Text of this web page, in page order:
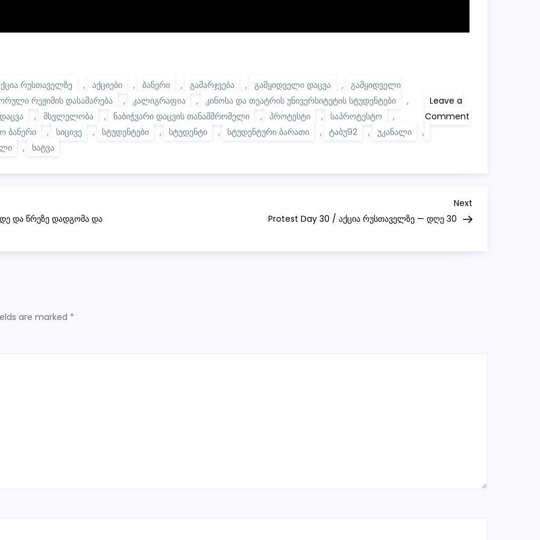
რუსთაველზე , აქციები , ბანერი , გამარჯვება , გამყიდველი დაცვა , გამყიდველი
რეჟიმის დასამარება , კალიგრაფია , კინოსა და თეატრის უნივერსიტეტის სტუდენტები
,
, მსვლელობა , ნაბიჭვარი დაცვის თანამშრომელი , პროტესტი , საპროტესტო
,
ბანერი , სიცივე , სტუდენტები , სტუდენტი , სტუდენტური ბარათი , ტაბუ92 , უკანალი
,
, ხატვა
Leave a
Comment
აქცია
29
და წრეზე დადგომა და
Post
Next
Protest Day 30 / აქცია რუსთაველზე — დღე 30
are marked *